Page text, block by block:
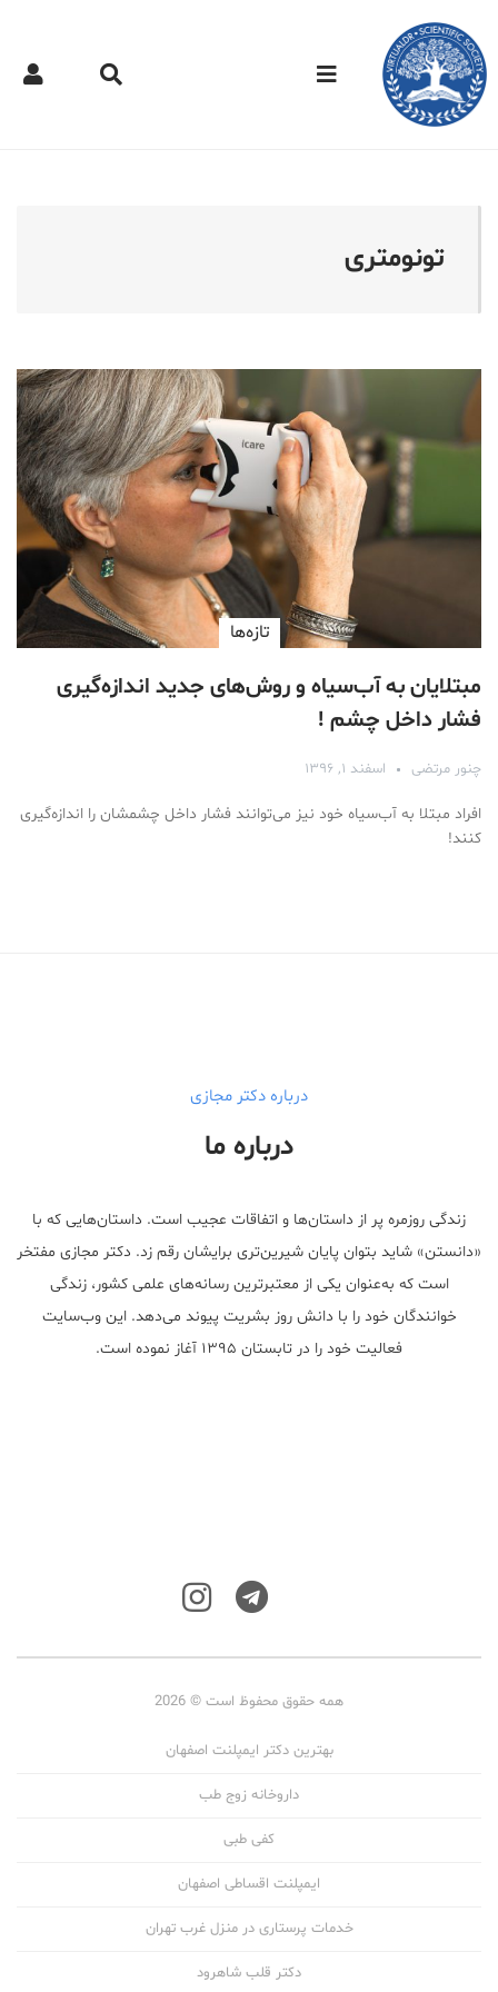
دکتر مجازی - تونومتری
تونومتری
تازه‌ها
مبتلایان به آب‌سیاه و روش‌های جدید اندازه‌گیری
فشار داخل چشم !
چنور مرتضی اسفند ۱, ۱۳۹۶
افراد مبتلا به آب‌سیاه خود نیز می‌توانند فشار داخل چشمشان را اندازه‌گیری
کنند!
درباره دکتر مجازی
درباره ما
زندگی روزمره پر از داستان‌ها و اتفاقات عجیب است. داستان‌هایی که با
«دانستن» شاید بتوان پایان شیرین‌تری برایشان رقم زد. دکتر مجازی مفتخر
است که به‌عنوان یکی از معتبر‌ترین رسانه‌های علمی کشور، زندگی
خوانندگان خود را با دانش روز بشریت پیوند می‌دهد. این وب‌سایت
فعالیت خود را در تابستان ۱۳۹۵ آغاز نموده است.
همه حقوق محفوظ است © 2026
بهترین دکتر ایمپلنت اصفهان
داروخانه زوج طب
کفی طبی
ایمپلنت اقساطی اصفهان
خدمات پرستاری در منزل غرب تهران
دکتر قلب شاهرود